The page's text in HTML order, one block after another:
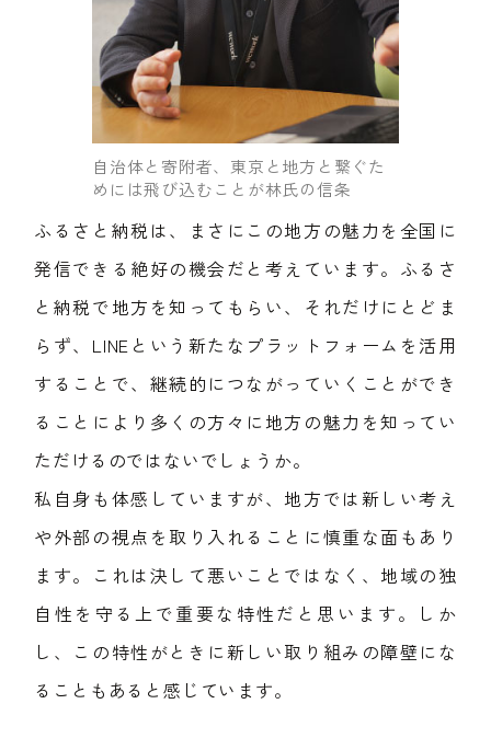
自治体と寄附者、東京と地方と繋ぐた
めには飛び込むことが林氏の信条
ふるさと納税は、まさにこの地方の魅力を全国に
発信できる絶好の機会だと考えています。ふるさ
と納税で地方を知ってもらい、それだけにとどま
らず、LINEという新たなプラットフォームを活用
することで、継続的につながっていくことができ
ることにより多くの方々に地方の魅力を知ってい
ただけるのではないでしょうか。
私自身も体感していますが、地方では新しい考え
や外部の視点を取り入れることに慎重な面もあり
ます。これは決して悪いことではなく、地域の独
自性を守る上で重要な特性だと思います。しか
し、この特性がときに新しい取り組みの障壁にな
ることもあると感じています。